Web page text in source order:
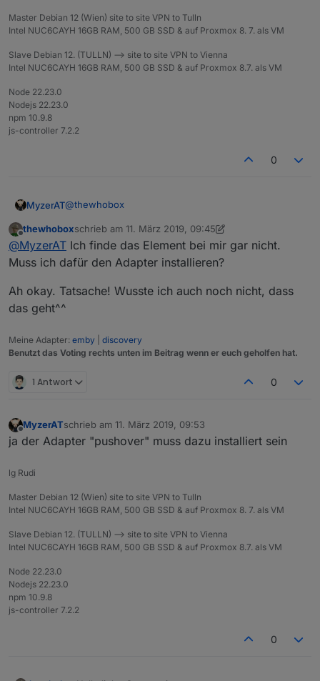
Master Debian 12 (Wien) site to site VPN to Tulln
Intel NUC6CAYH 16GB RAM, 500 GB SSD & auf Proxmox 8. 7. als VM
Slave Debian 12. (TULLN) --> site to site VPN to Vienna
Intel NUC6CAYH 16GB RAM, 500 GB SSD & auf Proxmox 8.7. als VM
Node 22.23.0
Nodejs 22.23.0
npm 10.9.8
js-controller 7.2.2
0
MyzerAT@thewhobox
ja das hier
gibt es für pushover noch andere ?
Offline
thewhoboxschrieb am 11. März 2019, 09:45
zuletzt editiert von thewhobox3. Nov. 2019, 10:50
@MyzerAT Ich finde das Element bei mir gar nicht.
Muss ich dafür den Adapter installieren?
Ah okay. Tatsache! Wusste ich auch noch nicht, dass
das geht^^
Meine Adapter: emby
discovery
Benutzt das Voting rechts unten im Beitrag wenn er euch geholfen hat.
1 Antwort 0
Offline
MyzerATschrieb am 11. März 2019, 09:53
zuletzt editiert von
ja der Adapter "pushover" muss dazu installiert sein
lg Rudi
Master Debian 12 (Wien) site to site VPN to Tulln
Intel NUC6CAYH 16GB RAM, 500 GB SSD & auf Proxmox 8. 7. als VM
Slave Debian 12. (TULLN) --> site to site VPN to Vienna
Intel NUC6CAYH 16GB RAM, 500 GB SSD & auf Proxmox 8.7. als VM
Node 22.23.0
Nodejs 22.23.0
npm 10.9.8
js-controller 7.2.2
0